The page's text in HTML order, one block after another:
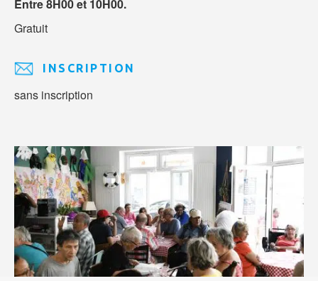
Entre 8H00 et 10H00.
Gratuit
INSCRIPTION
sans inscription